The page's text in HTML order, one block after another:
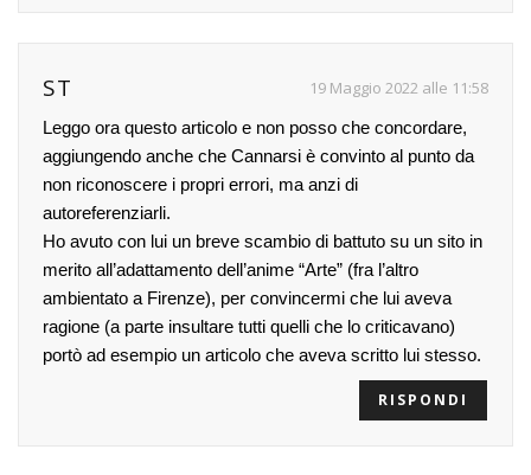
ST 19 Maggio 2022 alle 11:58
Leggo ora questo articolo e non posso che concordare,
aggiungendo anche che Cannarsi è convinto al punto da
non riconoscere i propri errori, ma anzi di
autoreferenziarli.
Ho avuto con lui un breve scambio di battuto su un sito in
merito all’adattamento dell’anime “Arte” (fra l’altro
ambientato a Firenze), per convincermi che lui aveva
ragione (a parte insultare tutti quelli che lo criticavano)
portò ad esempio un articolo che aveva scritto lui stesso.
RISPONDI